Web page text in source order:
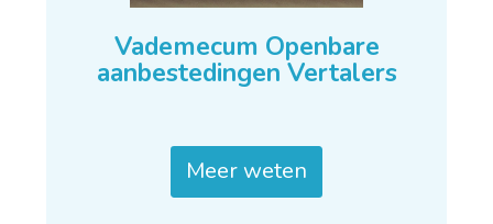
Vademecum Openbare
aanbestedingen Vertalers
Meer weten